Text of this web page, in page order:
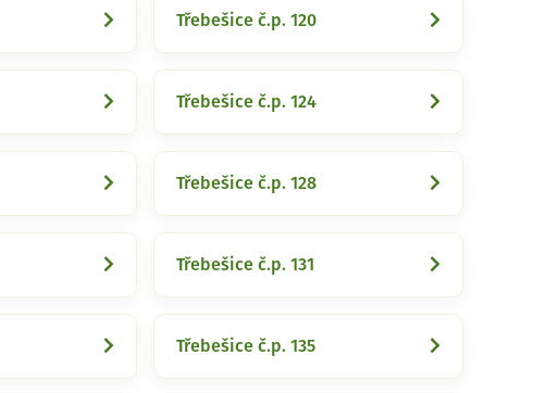
Třebešice č.p. 120
Třebešice č.p. 124
Třebešice č.p. 128
Třebešice č.p. 131
Třebešice č.p. 135